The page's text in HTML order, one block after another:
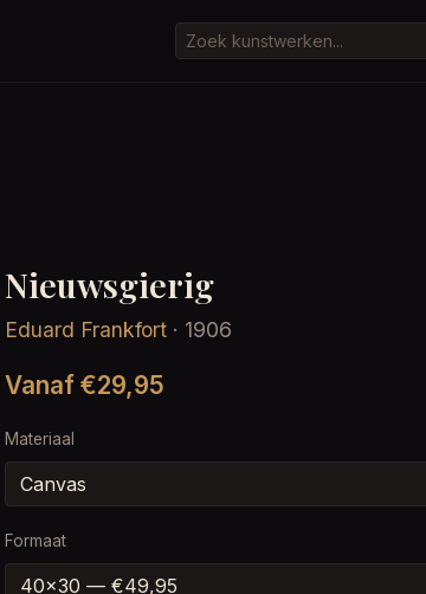
Nieuwsgierig
Eduard Frankfort · 1906
Vanaf €29,95
Materiaal
Formaat